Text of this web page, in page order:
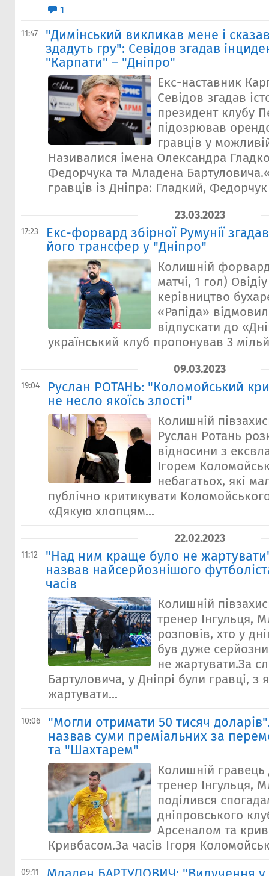
1
11:47
"Димінський викликав мене і
здадуть гру": Севідов згадав
"Карпати" – "Дніпро"
Екс-наставник
Севідов згадав
президент клубу
підозрював
гравців у
Називалися імена Олександра
Федорчука та Младена
гравців із Дніпра: Гладкий,
23.03.2023
17:23
Екс-форвард збірної Румунії
його трансфер у "Дніпро"
Колишній форвард
матчі, 1 гол)
керівництво
«Рапіда»
відпускати до
український клуб пропонував 3
09.03.2023
19:04
Руслан РОТАНЬ: "Коломойський
не несло якоїсь злості"
Колишній
Руслан Ротань
відносини з
Ігорем
небагатьох, які
публічно критикувати
«Дякую хлопцям...
22.02.2023
11:12
"Над ним краще було не
назвав найсерйознішого
часів
Колишній
тренер Інгульця,
розповів, хто у
був дуже
не жартувати.За
Бартуловича, у Дніпрі були гравці,
жартувати...
10:06
"Могли отримати 50 тисяч
назвав суми преміальних за
та "Шахтарем"
Колишній гравець
тренер Інгульця,
поділився
дніпровського
Арсеналом та
Кривбасом.За часів Ігоря
09:11